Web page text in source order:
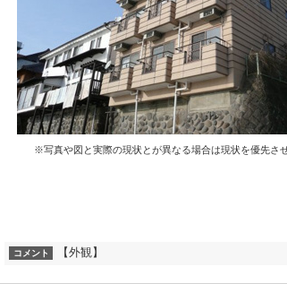
※写真や図と実際の現状とが異なる場合は現状を優先さ
コメント 【外観】